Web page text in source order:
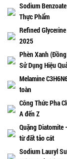
Sodium
Thực Phẩm
Refined
2025
Phèn Xanh
Sử Dụng Hiệu
Melamine
toàn
Công Thức Pha
A đến Z
Quặng Diatomite
từ đất tảo cát
Sodium Lauryl